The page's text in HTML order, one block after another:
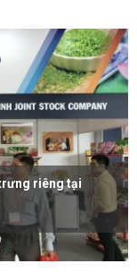
riêng tại